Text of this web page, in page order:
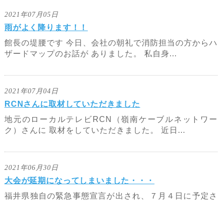
2021年07月05日
雨がよく降ります！！
館長の堤腰です 今日、会社の朝礼で消防担当の方からハ
ザードマップのお話が ありました。 私自身...
2021年07月04日
RCNさんに取材していただきました
地元のローカルテレビRCN（嶺南ケーブルネットワー
ク）さんに 取材をしていただきました。 近日...
2021年06月30日
大会が延期になってしまいました・・・
福井県独自の緊急事態宣言が出され、７月４日に予定さ